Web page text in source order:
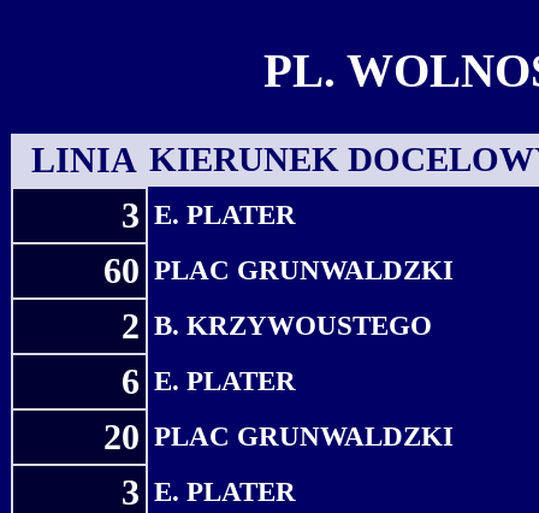
PL.
LINIA KIERUNEK
3 E. PLATER
60 PLAC GRUNWALDZKI
2 B. KRZYWOUSTEGO
6 E. PLATER
20 PLAC GRUNWALDZKI
3 E. PLATER